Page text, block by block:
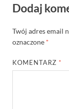
Dodaj
Twój adres email
oznaczone *
KOMENTARZ *